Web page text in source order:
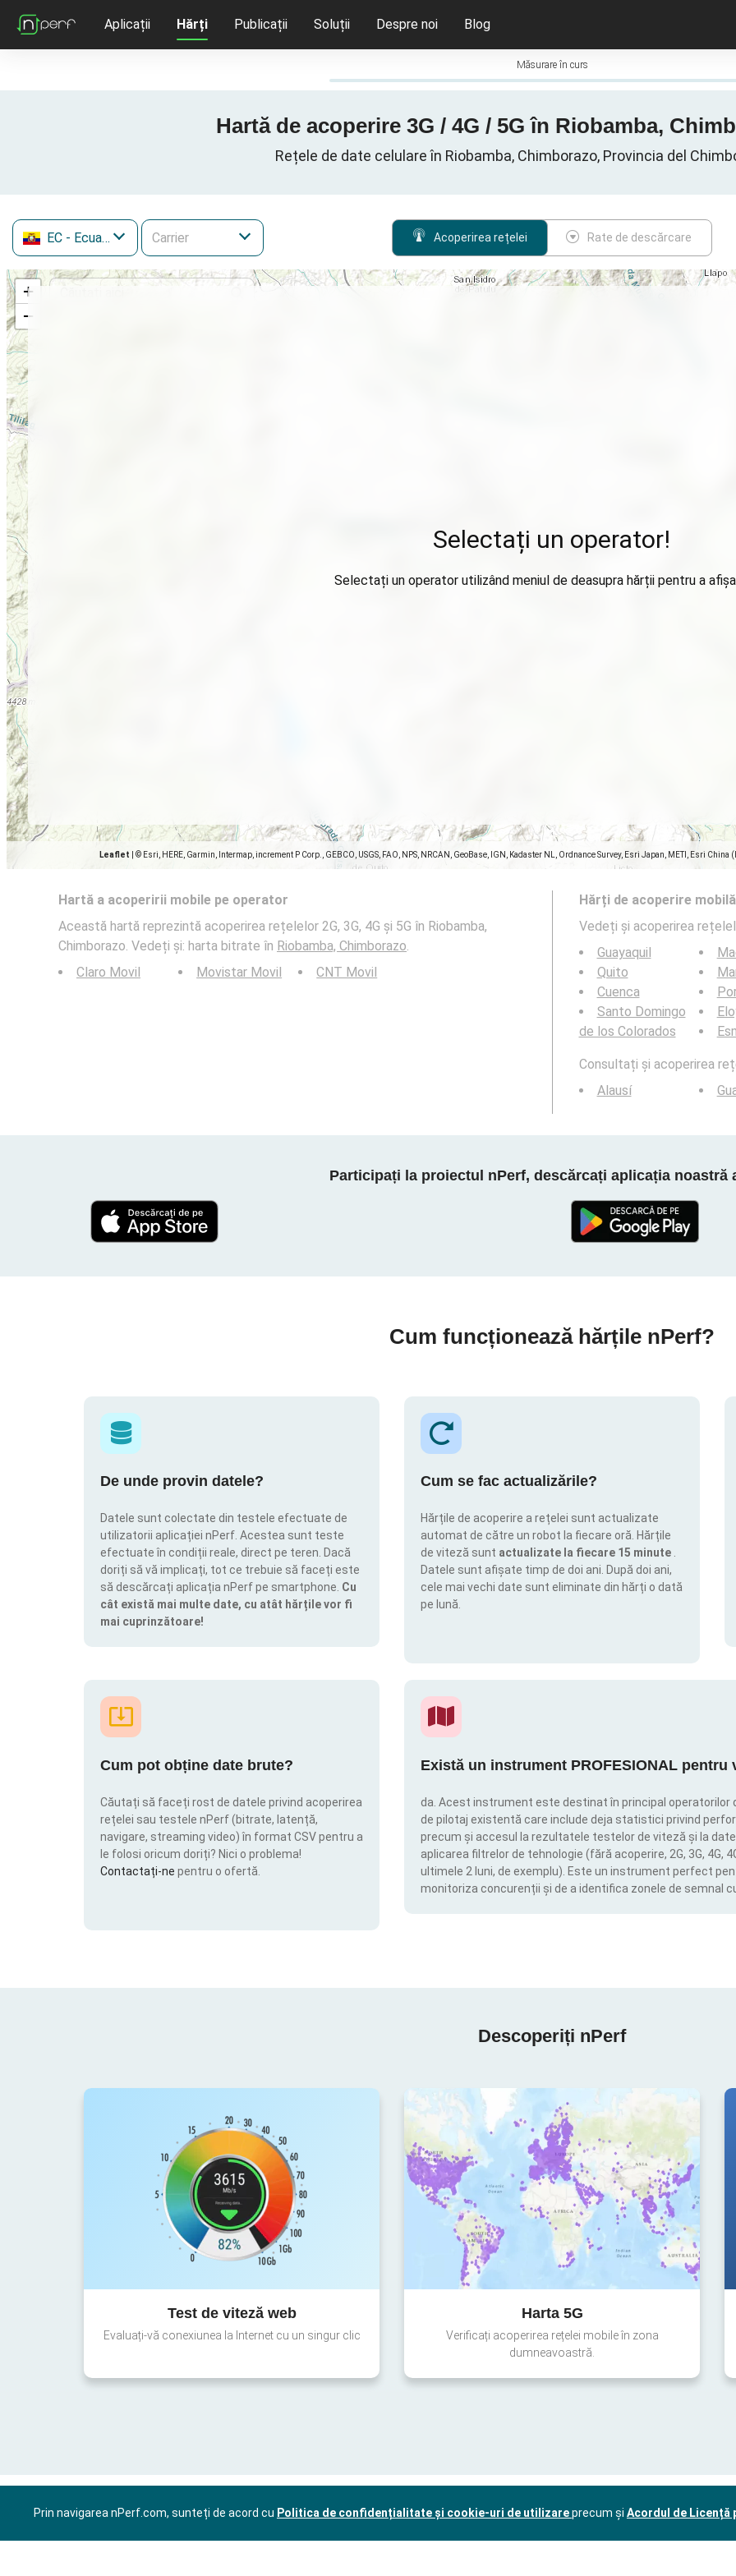
Aplicații Hărți Publicații Soluții Despre noi Blog
Măsurare în curs
Hartă de acoperire 3G / 4G / 5G în Riobamba,
Rețele de date celulare în Riobamba, Chimborazo, Provincia del
EC - Ecuador Acoperirea rețelei Rate de descărcare
+
−
Leaflet © Esri, HERE, Garmin, Intermap, increment P Corp., GEBCO, USGS, FAO, NPS, NRCAN, GeoBase, IGN, Kadaster NL, Ordnance Survey, Esri Japan, METI, Esri
Selectați un operator!
Selectați un operator utilizând meniul de deasupra hărții pentru a
Hartă a acoperirii mobile pe operator
Această hartă reprezintă acoperirea rețelelor 2G, 3G, 4G și 5G în Riobamba,
Chimborazo. Vedeți și: harta bitrate în Riobamba, Chimborazo.
Claro Movil
Movistar Movil CNT Movil
Hărți de acoperire
Vedeți și acoperirea
Guayaquil
Quito
Cuenca
Santo Domingo
de los Colorados
Consultați și acoperirea
Alausí
Participați la proiectul nPerf, descărcați aplicația noastră
Cum funcționează hărțile nPerf?
De unde provin datele?
Datele sunt colectate din testele efectuate de
utilizatorii aplicației nPerf. Acestea sunt teste
efectuate în condiții reale, direct pe teren. Dacă
doriți să vă implicați, tot ce trebuie să faceți este
să descărcați aplicația nPerf pe smartphone. Cu
cât există mai multe date, cu atât hărțile vor fi
mai cuprinzătoare!
Cum se fac actualizările?
Hărțile de acoperire a rețelei sunt actualizate
automat de către un robot la fiecare oră. Hărțile
de viteză sunt actualizate la fiecare 15 minute
Datele sunt afișate timp de doi ani. După doi ani,
cele mai vechi date sunt eliminate din hărți o dată
pe lună.
Cum pot obține date brute?
Căutați să faceți rost de datele privind acoperirea
rețelei sau testele nPerf (bitrate, latență,
navigare, streaming video) în format CSV pentru a
le folosi oricum doriți? Nici o problema!
Contactați-ne pentru o ofertă.
Există un instrument PROFESIONAL
da. Acest instrument este destinat în principal
de pilotaj existentă care include deja statistici privind
precum și accesul la rezultatele testelor de viteză și la
aplicarea filtrelor de tehnologie (fără acoperire, 2G, 3G, 4G,
ultimele 2 luni, de exemplu). Este un instrument perfect
monitoriza concurenții și de a identifica zonele de semnal
Descoperiți nPerf
Test de viteză web
Evaluați-vă conexiunea la Internet cu un singur clic
Harta 5G
Verificați acoperirea rețelei mobile în zona
dumneavoastră.
Prin navigarea nPerf.com, sunteți de acord cu Politica de confidențialitate și cookie-uri de utilizareprecum și Acordul de Licență